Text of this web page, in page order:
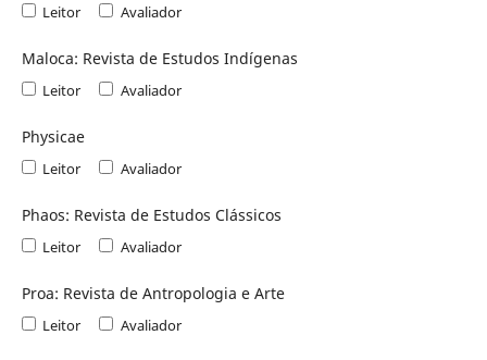
Leitor Avaliador
Maloca: Revista de Estudos Indígenas
Leitor Avaliador
Physicae
Leitor Avaliador
Phaos: Revista de Estudos Clássicos
Leitor Avaliador
Proa: Revista de Antropologia e Arte
Leitor Avaliador